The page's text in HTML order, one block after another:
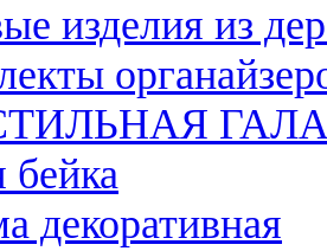
изделия из
бейка
декоративная